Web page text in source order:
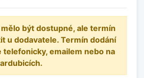
být dostupné, ale termín
u dodavatele. Termín dodání
telefonicky, emailem nebo na